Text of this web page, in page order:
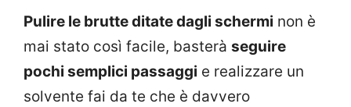
Pulire le brutte ditate dagli schermi non è
mai stato così facile, basterà seguire
pochi semplici passaggi e realizzare un
solvente fai da te che è davvero